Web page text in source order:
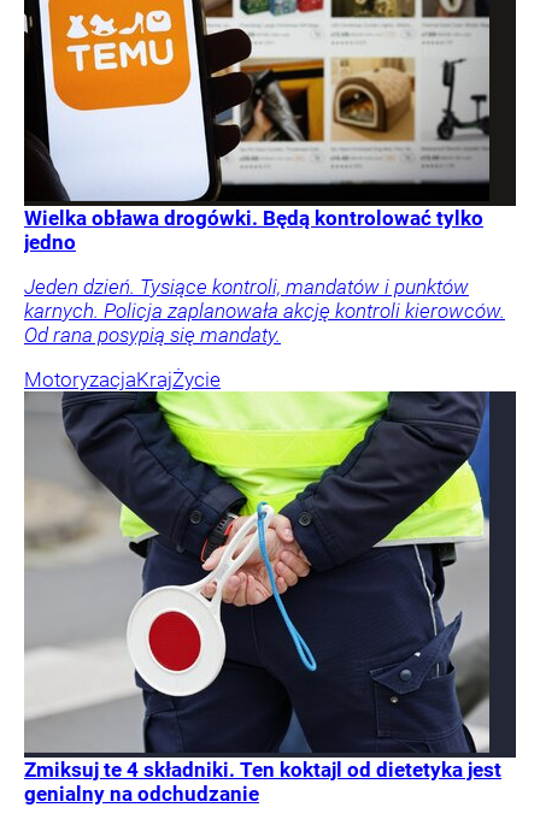
Wielka obława drogówki. Będą kontrolować tylko
jedno
Jeden dzień. Tysiące kontroli, mandatów i punktów
karnych. Policja zaplanowała akcję kontroli kierowców.
Od rana posypią się mandaty.
MotoryzacjaKrajŻycie
Zmiksuj te 4 składniki. Ten koktajl od dietetyka jest
genialny na odchudzanie